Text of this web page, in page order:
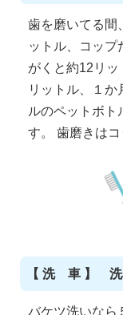
歯を磨いてる間
ットル、コップ
がくと約12リ
リットル、１か
ルのペットボト
す。 歯磨きはコ
【 洗 車 】 洗
バケツ洗いなら